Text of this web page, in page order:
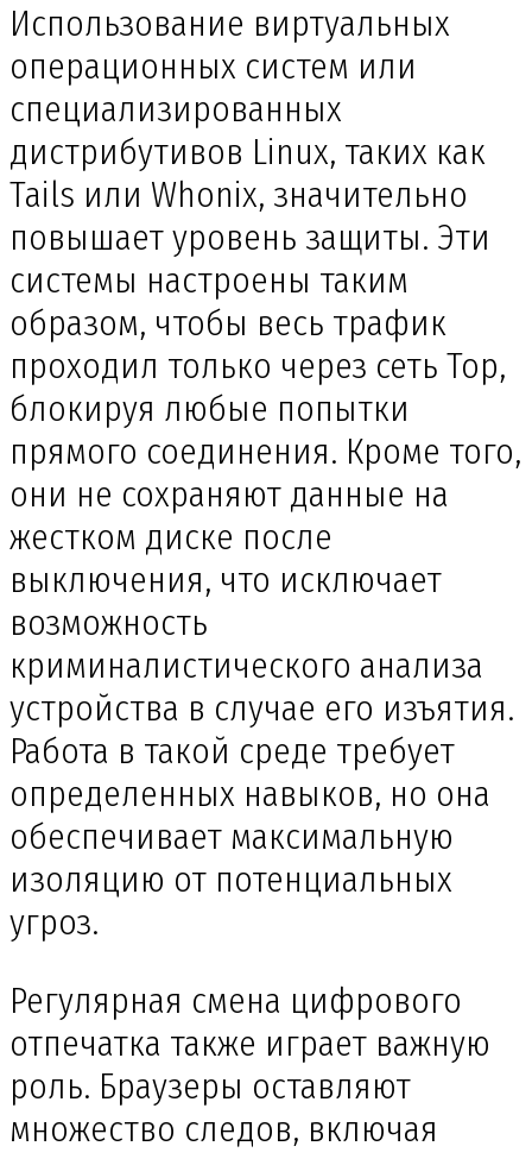
Использование виртуальных
операционных систем или
специализированных
дистрибутивов Linux, таких как
Tails или Whonix, значительно
повышает уровень защиты. Эти
системы настроены таким
образом, чтобы весь трафик
проходил только через сеть Тор,
блокируя любые попытки
прямого соединения. Кроме того,
они не сохраняют данные на
жестком диске после
выключения, что исключает
возможность
криминалистического анализа
устройства в случае его изъятия.
Работа в такой среде требует
определенных навыков, но она
обеспечивает максимальную
изоляцию от потенциальных
угроз.
Регулярная смена цифрового
отпечатка также играет важную
роль. Браузеры оставляют
множество следов, включая